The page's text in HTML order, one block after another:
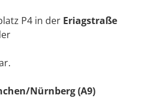
P4 in der Eriagstraße
Nürnberg (A9)